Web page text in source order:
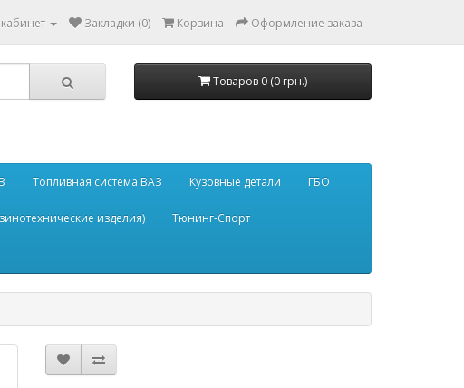
Закладки (0) Корзина Оформление заказа
Товаров 0 (0 грн.)
Топливная система ВАЗ Кузовные детали ГБО
изделия) Тюнинг-Спорт